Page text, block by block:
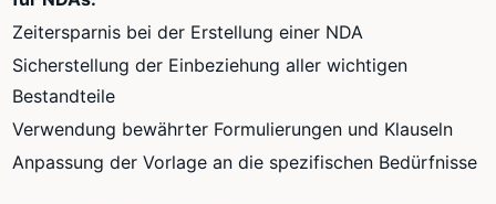
Zeitersparnis bei der Erstellung einer NDA
Sicherstellung der Einbeziehung aller wichtigen
Bestandteile
Verwendung bewährter Formulierungen und Klauseln
Anpassung der Vorlage an die spezifischen Bedürfnisse